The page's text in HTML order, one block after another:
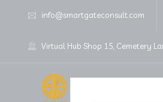
info@smartgateconsult.com
Virtual Hub Shop 15, Cemetery